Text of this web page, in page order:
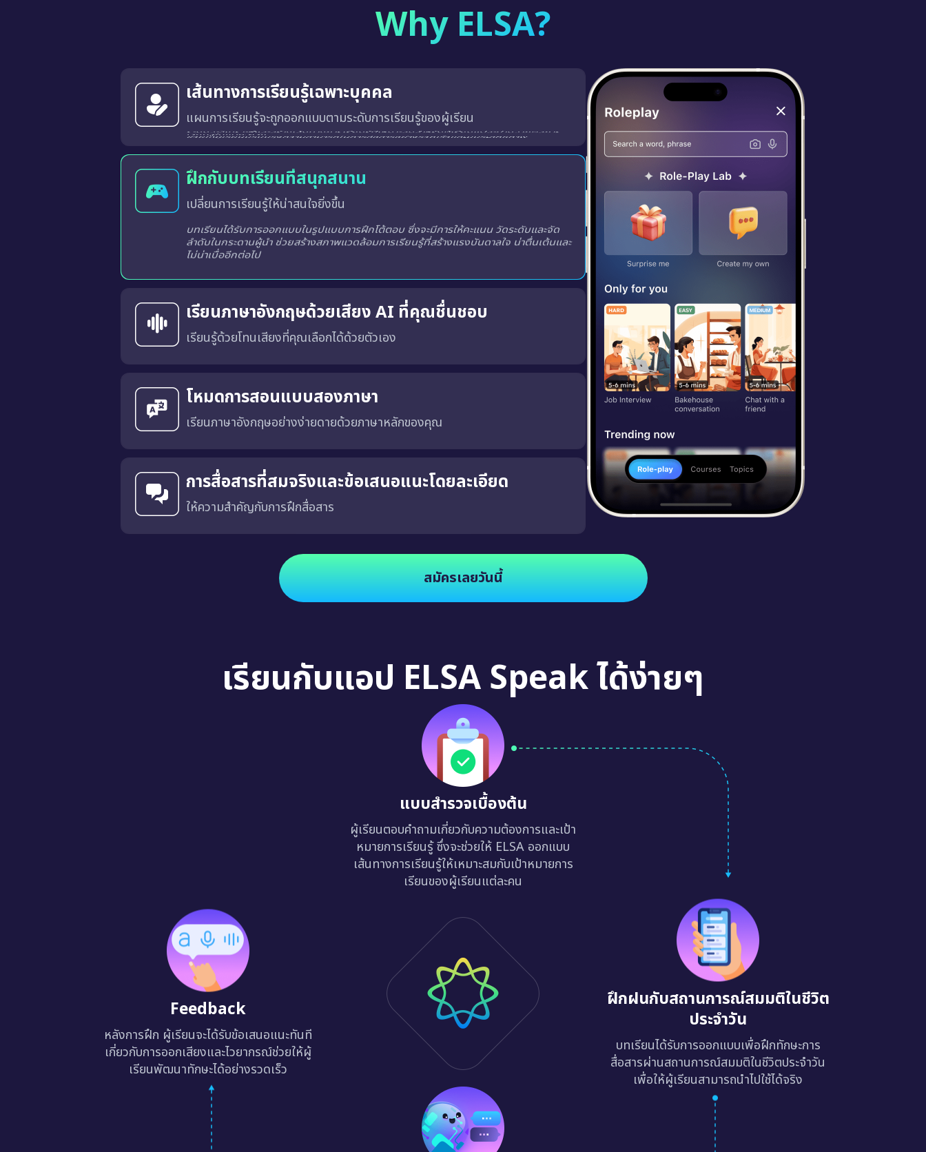
Why ELSA?
เส้นทางการเรียนรู้เฉพาะบุคคล
แผนการเรียนรู้จะถูกออกแบบตามระดับการเรียนรู้ของผู้เรียน
ฝึกกับบทเรียนที่สนุกสนาน
เปลี่ยนการเรียนรู้ให้น่าสนใจยิ่งขึ้น
บทเรียนได้รับการออกแบบในรูปแบบการฝึกโต้ตอบ ซึ่งจะมีการให้คะแนน วัดระดับและจัด
ลำดับในกระดานผู้นำ ช่วยสร้างสภาพแวดล้อมการเรียนรู้ที่สร้างแรงบันดาลใจ น่าตื่นเต้นและ
ไม่น่าเบื่ออีกต่อไป
เรียนภาษาอังกฤษด้วยเสียง AI ที่คุณชื่นชอบ
เรียนรู้ด้วยโทนเสียงที่คุณเลือกได้ด้วยตัวเอง
โหมดการสอนแบบสองภาษา
เรียนภาษาอังกฤษอย่างง่ายดายด้วยภาษาหลักของคุณ
การสื่อสารที่สมจริงและข้อเสนอแนะโดยละเอียด
ให้ความสำคัญกับการฝึกสื่อสาร
สมัครเลยวันนี้
เรียนกับแอป ELSA Speak ได้ง่ายๆ
แบบสำรวจเบื้องต้น
ผู้เรียนตอบคำถามเกี่ยวกับความต้องการและเป้า
หมายการเรียนรู้ ซึ่งจะช่วยให้ ELSA ออกแบบ
เส้นทางการเรียนรู้ให้เหมาะสมกับเป้าหมายการ
เรียนของผู้เรียนแต่ละคน
ฝึกฝนกับสถานการณ์สมมติในชีวิต
ประจำวัน
บทเรียนได้รับการออกแบบเพื่อฝึกทักษะการ
สื่อสารผ่านสถานการณ์สมมติในชีวิตประจำวัน
เพื่อให้ผู้เรียนสามารถนำไปใช้ได้จริง
Feedback
หลังการฝึก ผู้เรียนจะได้รับข้อเสนอแนะทันที
เกี่ยวกับการออกเสียงและไวยากรณ์ช่วยให้ผู้
เรียนพัฒนาทักษะได้อย่างรวดเร็ว